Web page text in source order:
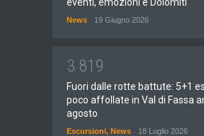
eventi, emozioni e Dolomiti
News 19 Giugno 2026
3 81 9
Fuori dalle rotte battute: 5+1
poco affollate in Val di Fassa
agosto
Escursioni, News 18 Luglio 2026